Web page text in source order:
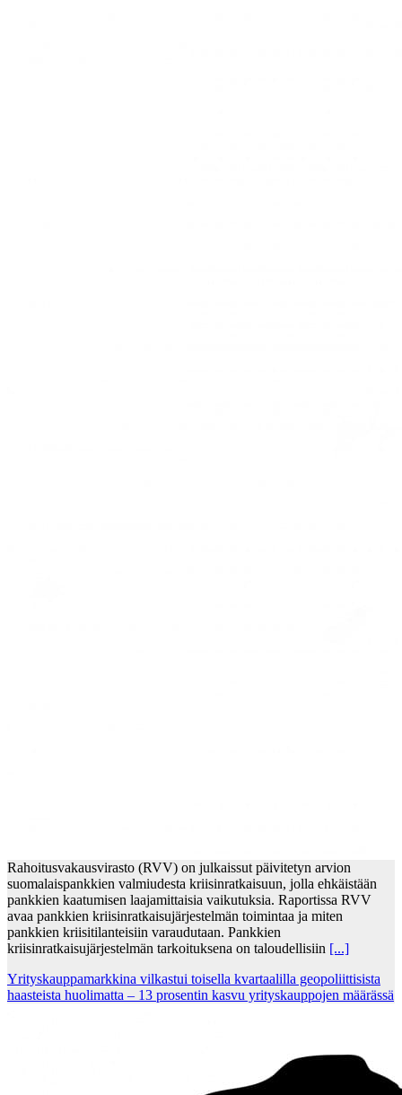
Rahoitusvakausvirasto (RVV) on julkaissut päivitetyn arvion
suomalaispankkien valmiudesta kriisinratkaisuun, jolla ehkäistään
pankkien kaatumisen laajamittaisia vaikutuksia. Raportissa RVV
avaa pankkien kriisinratkaisujärjestelmän toimintaa ja miten
pankkien kriisitilanteisiin varaudutaan. Pankkien
kriisinratkaisujärjestelmän tarkoituksena on taloudellisiin [...]
Yrityskauppamarkkina vilkastui toisella kvartaalilla geopoliittisista
haasteista huolimatta – 13 prosentin kasvu yrityskauppojen määrässä